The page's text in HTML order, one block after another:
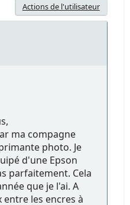
Actions de l'utilisateur
ma compagne
photo. Je
d'une Epson
parfaitement. Cela
que je l'ai. A
les encres à